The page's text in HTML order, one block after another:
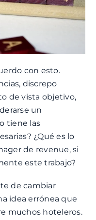
con esto.
discrepo
de vista objetivo,
un
tiene las
¿Qué es lo
de revenue, si
este trabajo?
de cambiar
idea errónea que
muchos hoteleros.